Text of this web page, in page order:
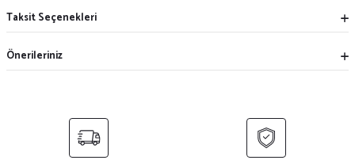
Taksit Seçenekleri
Önerileriniz